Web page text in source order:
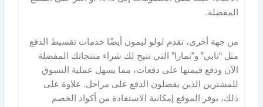
المفضلة.
من جهة أخرى، تقدم لولو ليمون أيضًا خدمات تقسيط الدفع
مثل “تابي” و”تمارا” التي تتيح لك شراء منتجاتك المفضلة
الآن ودفع قيمتها على دفعات، مما يسهل عملية التسوق
للمشترين الذين يفضلون الدفع على مراحل. علاوة على
ذلك، يوفر الموقع إمكانية الاستفادة من أكواد الخصم